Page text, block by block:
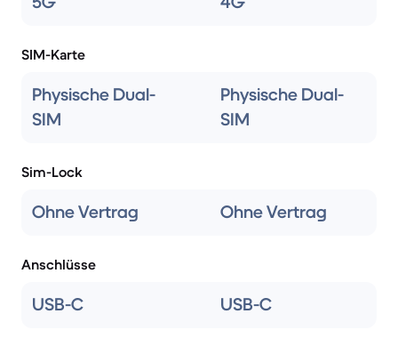
SIM-Karte
Physische Dual-
SIM
Physische Dual-
SIM
Sim-Lock
Ohne Vertrag Ohne Vertrag
Anschlüsse
USB-C USB-C